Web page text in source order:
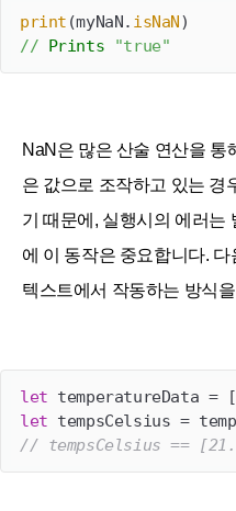
print (myNaN. isNaN
// Prints "true"
NaN은 많은 산술 연산을 통
은 값으로 조작하고 있는 경
기 때문에, 실행시의 에러는
에 이 동작은 중요합니다.
텍스트에서 작동하는 방식
let temperatureData = [
let tempsCelsius =
// tempsCelsius ==